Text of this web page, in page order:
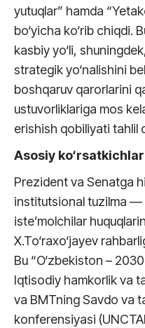
yutuqlar” hamda
bo‘yicha ko‘rib chiqdi.
kasbiy yo‘li,
strategik yo‘nalishini
boshqaruv qarorlarini
ustuvorliklariga mos
erishish qobiliyati tahlil
Asosiy
Prezident va Senatga
institutsional tuzilma —
iste’molchilar
X.To‘raxo‘jayev
Bu “O‘zbekiston –
Iqtisodiy hamkorlik va
va BMTning Savdo va
konferensiyasi